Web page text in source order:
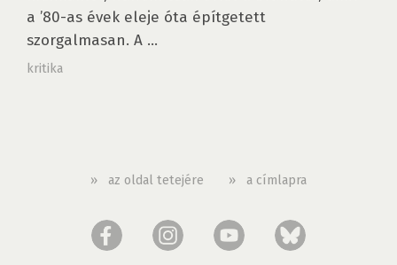
a ’80-as évek eleje óta építgetett
szorgalmasan. A ...
kritika
» az oldal tetejére » a címlapra